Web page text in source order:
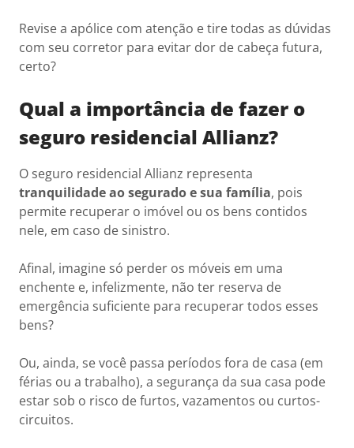
Revise a apólice com atenção e tire todas as dúvidas
com seu corretor para evitar dor de cabeça futura,
certo?
Qual a importância de fazer o
seguro residencial Allianz?
O seguro residencial Allianz representa
tranquilidade ao segurado e sua família, pois
permite recuperar o imóvel ou os bens contidos
nele, em caso de sinistro.
Afinal, imagine só perder os móveis em uma
enchente e, infelizmente, não ter reserva de
emergência suficiente para recuperar todos esses
bens?
Ou, ainda, se você passa períodos fora de casa (em
férias ou a trabalho), a segurança da sua casa pode
estar sob o risco de furtos, vazamentos ou curtos-
circuitos.